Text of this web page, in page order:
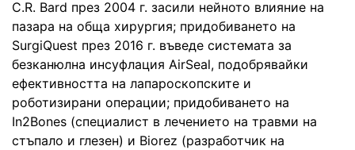
C.R. Bard през 2004 г. засили нейното влияние на
пазара на обща хирургия; придобиването на
SurgiQuest през 2016 г. въведе системата за
безканюлна инсуфлация AirSeal, подобрявайки
ефективността на лапароскопските и
роботизирани операции; придобиването на
In2Bones (специалист в лечението на травми на
стъпало и глезен) и Biorez (разработчик на